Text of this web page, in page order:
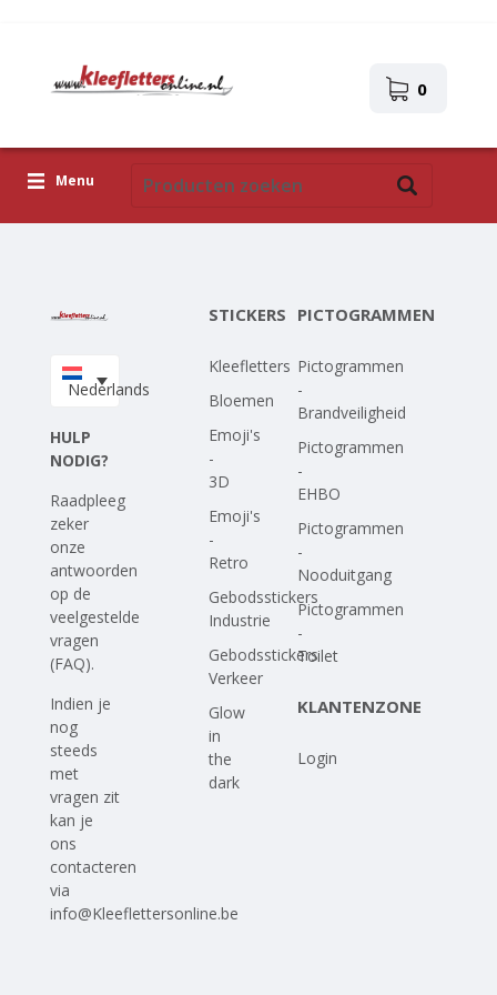
0
Menu
Upload je eigen ontwerp
Nederlands
HULP
NODIG?
Raadpleeg
zeker
onze
antwoorden
op de
veelgestelde
vragen
(FAQ).
Indien je
nog
steeds
met
vragen zit
kan je
ons
contacteren
via
info@Kleeflettersonline.be
STICKERS
Kleefletters
Bloemen
Emoji's
-
3D
Emoji's
-
Retro
Gebodsstickers
Industrie
Gebodsstickers
Verkeer
Glow
in
the
dark
PICTOGRAMMEN
Pictogrammen
-
Brandveiligheid
Pictogrammen
-
EHBO
Pictogrammen
-
Nooduitgang
Pictogrammen
-
Toilet
KLANTENZONE
Login